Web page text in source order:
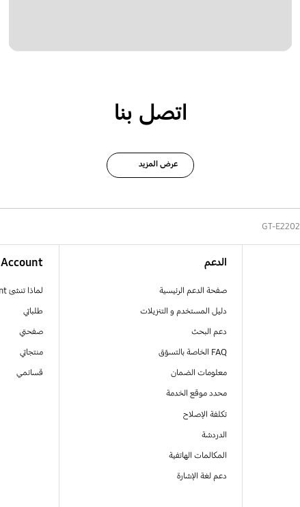
اتصل بنا
عرض المزيد
GT-E2202
الدعم
صفحة الدعم الرئيسية
دليل المستخدم و التنزيلات
دعم البحث
FAQ الخاصة بالتسوّق
معلومات الضمان
محدد موقع الخدمة
تكلفة الإصلاح
الدردشة
المكالمات الهاتفية
دعم لغة الإشارة
Account
لماذا تنشئ Samsung Account
طلباتي
صفحتي
منتجاتي
قسائمي